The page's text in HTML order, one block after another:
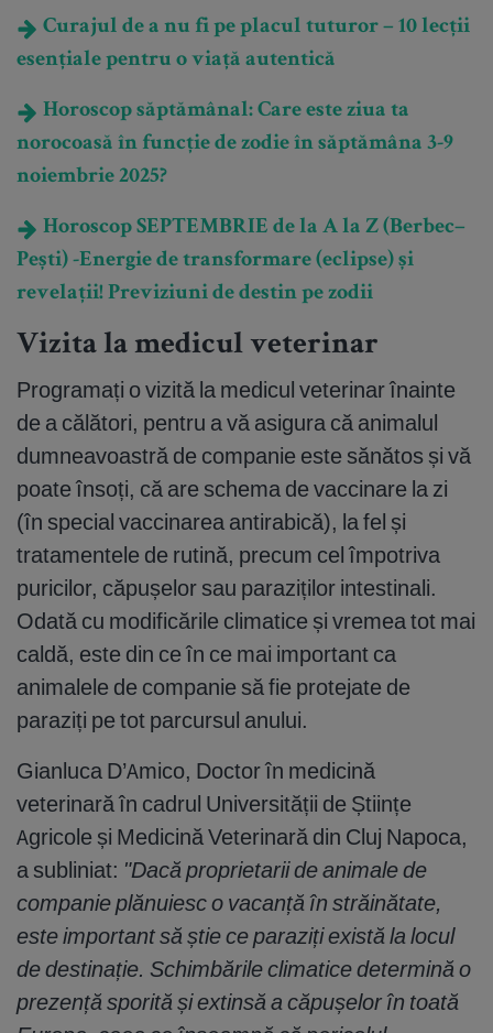
Curajul de a nu fi pe placul tuturor – 10 lecții
esențiale pentru o viață autentică
Horoscop săptămânal: Care este ziua ta
norocoasă în funcție de zodie în săptămâna 3-9
noiembrie 2025?
Horoscop SEPTEMBRIE de la A la Z (Berbec–
Pești) -Energie de transformare (eclipse) și
revelații! Previziuni de destin pe zodii
Vizita la medicul veterinar
Programați o vizită la medicul veterinar înainte
de a călători, pentru a vă asigura că animalul
dumneavoastră de companie este sănătos și vă
poate însoți, că are schema de vaccinare la zi
(în special vaccinarea antirabică), la fel și
tratamentele de rutină, precum cel împotriva
puricilor, căpușelor sau paraziților intestinali.
Odată cu modificările climatice și vremea tot mai
caldă, este din ce în ce mai important ca
animalele de companie să fie protejate de
paraziți pe tot parcursul anului.
Gianluca D’Amico, Doctor în medicină
veterinară în cadrul Universității de Științe
Agricole și Medicină Veterinară din Cluj Napoca,
a subliniat: "Dacă proprietarii de animale de
companie plănuiesc o vacanță în străinătate,
este important să știe ce paraziți există la locul
de destinație. Schimbările climatice determină o
prezență sporită și extinsă a căpușelor în toată